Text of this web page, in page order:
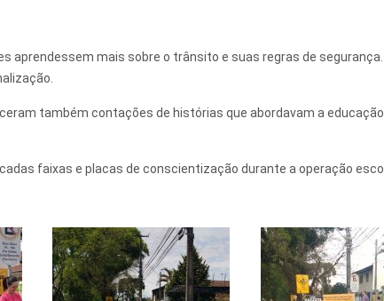
aprendessem mais sobre o trânsito e suas regras de
também contações de histórias que abordavam a
faixas e placas de conscientização durante a operação